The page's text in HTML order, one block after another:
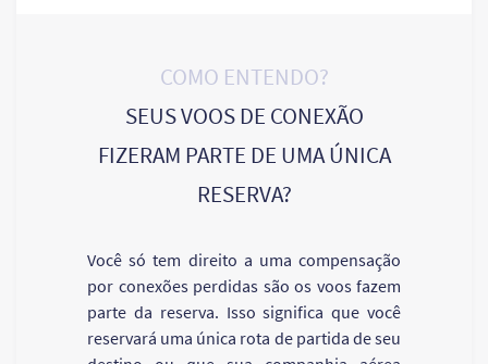
COMO ENTENDO?
SEUS VOOS DE CONEXÃO
FIZERAM PARTE DE UMA ÚNICA
RESERVA?
Você só tem direito a uma compensação
por conexões perdidas são os voos fazem
parte da reserva. Isso significa que você
reservará uma única rota de partida de seu